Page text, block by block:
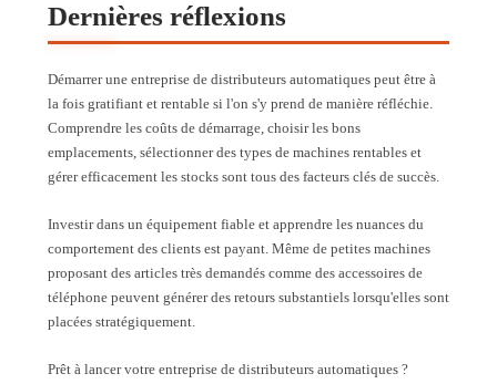
Dernières réflexions
Démarrer une entreprise de distributeurs automatiques peut être à
la fois gratifiant et rentable si l'on s'y prend de manière réfléchie.
Comprendre les coûts de démarrage, choisir les bons
emplacements, sélectionner des types de machines rentables et
gérer efficacement les stocks sont tous des facteurs clés de succès.
Investir dans un équipement fiable et apprendre les nuances du
comportement des clients est payant. Même de petites machines
proposant des articles très demandés comme des accessoires de
téléphone peuvent générer des retours substantiels lorsqu'elles sont
placées stratégiquement.
Prêt à lancer votre entreprise de distributeurs automatiques ?